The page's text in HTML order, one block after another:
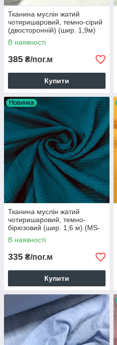
Тканина муслін жатий
чотиришаровий, темно-сірий
(двосторонній) (шир. 1,9м)
(MS-JAT-4-0001)
В наявності
385 ₴/пог.м
Купити
Новинка
Тканина муслін жатий
чотиришаровий, темно-
бірюзовий (шир. 1,6 м) (MS-
JAT-4-0015)
В наявності
335 ₴/пог.м
Купити